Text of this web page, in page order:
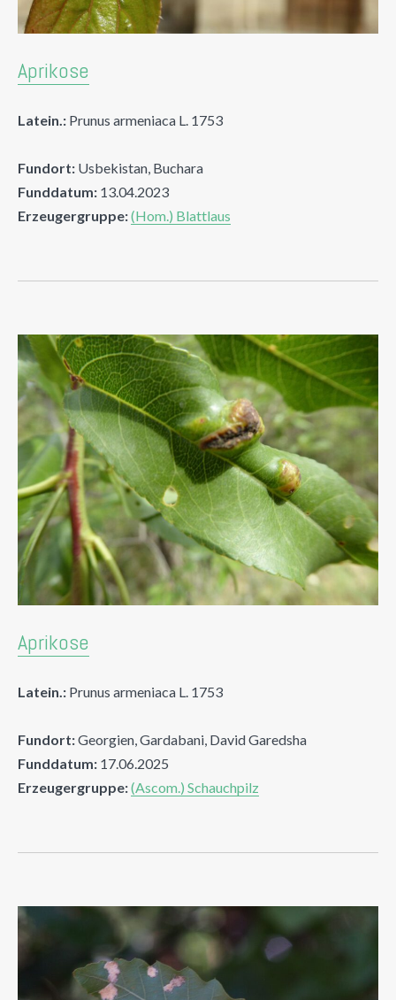
Aprikose
Latein.: Prunus armeniaca L. 1753
Fundort: Usbekistan, Buchara
Funddatum: 13.04.2023
Erzeugergruppe:(Hom.) Blattlaus
Aprikose
Latein.: Prunus armeniaca L. 1753
Fundort:Georgien, Gardabani, David Garedsha
Funddatum: 17.06.2025
Erzeugergruppe:(Ascom.) Schauchpilz